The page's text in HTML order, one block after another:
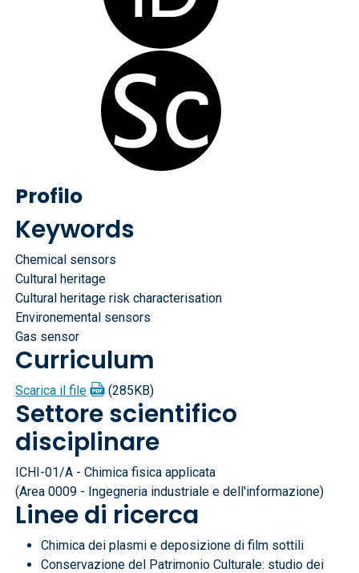
Profilo
Keywords
Chemical sensors
Cultural heritage
Cultural heritage risk characterisation
Environemental sensors
Gas sensor
Curriculum
Scarica il file (285KB)
Settore scientifico
disciplinare
ICHI-01/A - Chimica fisica applicata
(Area 0009 - Ingegneria industriale e dell'informazione)
Linee di ricerca
Chimica dei plasmi e deposizione di film sottili
Conservazione del Patrimonio Culturale: studio dei